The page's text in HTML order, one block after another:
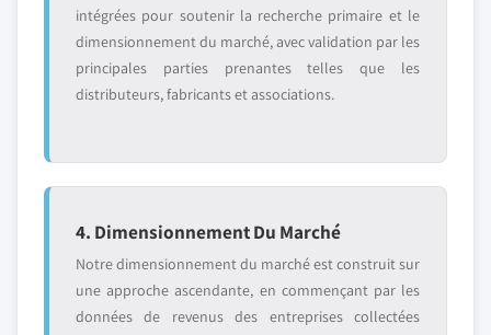
intégrées pour soutenir la recherche primaire et le
dimensionnement du marché, avec validation par les
principales parties prenantes telles que les
distributeurs, fabricants et associations.
4. Dimensionnement Du Marché
Notre dimensionnement du marché est construit sur
une approche ascendante, en commençant par les
données de revenus des entreprises collectées